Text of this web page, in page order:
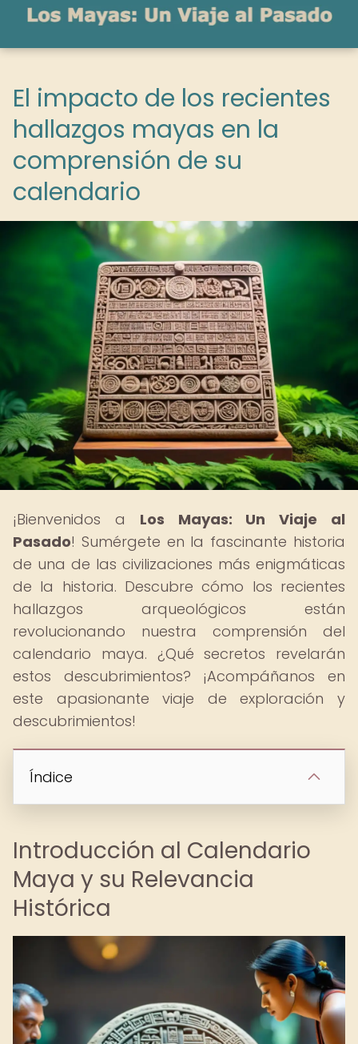
El impacto de los recientes
hallazgos mayas en la
comprensión de su
calendario
¡Bienvenidos a Los Mayas: Un Viaje al
Pasado! Sumérgete en la fascinante historia
de una de las civilizaciones más enigmáticas
de la historia. Descubre cómo los recientes
hallazgos arqueológicos están
revolucionando nuestra comprensión del
calendario maya. ¿Qué secretos revelarán
estos descubrimientos? ¡Acompáñanos en
este apasionante viaje de exploración y
descubrimientos!
Índice
Introducción al Calendario
Maya y su Relevancia
Histórica